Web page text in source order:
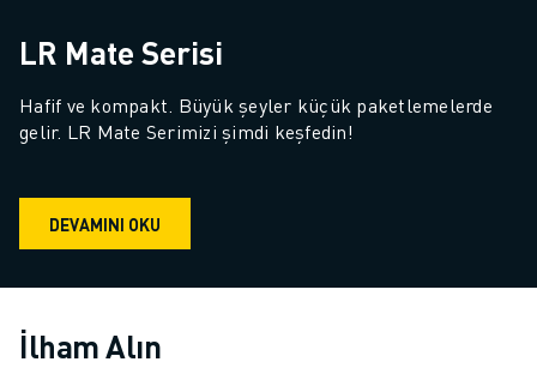
LR Mate Serisi
Hafif ve kompakt. Büyük şeyler küçük paketlemelerde
gelir. LR Mate Serimizi şimdi keşfedin!
DEVAMINI OKU
İlham Alın